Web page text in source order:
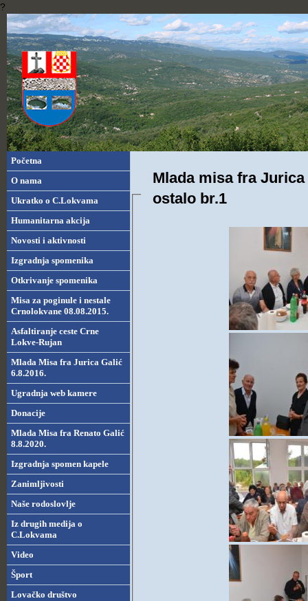
?
Početna
O nama
Ukratko o C.Lokvama
Humanitarna akcija
Novosti i aktivnosti
Izgradnja spomenika
Otkrivanje spomenika
Misa za poginule i nestale
Crnolokvane 08.08.2015.
Asfaltiranje ceste Crne
Lokve-Rujan
Mlada Misa fra Jurica Galić
6.8.2016.
Ugradnja web kamere
Donacije
Mlada Misa fra Renato Galić
8.8.2020.
Izgradnja spomen kapele
Zanimljivosti
Naše rodoslovlje
Iz drugih medija o
C.Lokvama
Video
Šport
Lovačko društvo
Mlada misa fra
ostalo br.1